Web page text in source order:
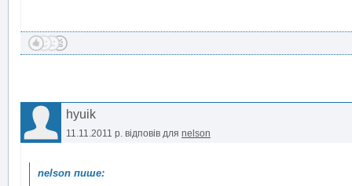
hyuik
11.11.2011 р. відповів для nelson